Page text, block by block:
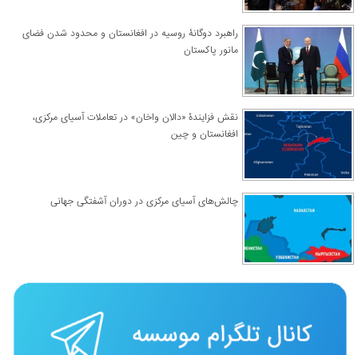
راهبرد دوگانۀ روسیه در افغانستان و محدود شدن فضای
مانور پاکستان
نقش فزایندۀ «دالان واخان» در تعاملات آسیای مرکزی،
افغانستان و چین
چالش‌های آسیای مرکزی در دوران آشفتگی جهانی